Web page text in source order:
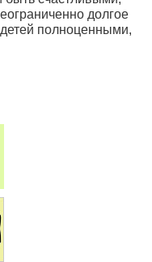
долгое
полноценными,